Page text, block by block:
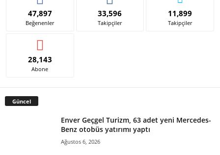
47,897
Beğenenler
33,596
Takipçiler
11,899
Takipçiler
28,143
Abone
Güncel
Enver Geçgel Turizm, 63 adet yeni Mercedes-
Benz otobüs yatırımı yaptı
Ağustos 6, 2026